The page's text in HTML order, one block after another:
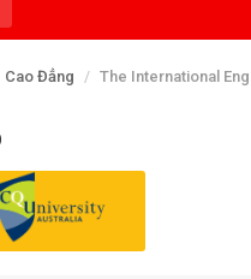
Cao Đẳng The International